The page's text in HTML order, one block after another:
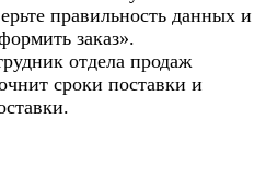
правильность данных и
заказ».
отдела продаж
сроки поставки и